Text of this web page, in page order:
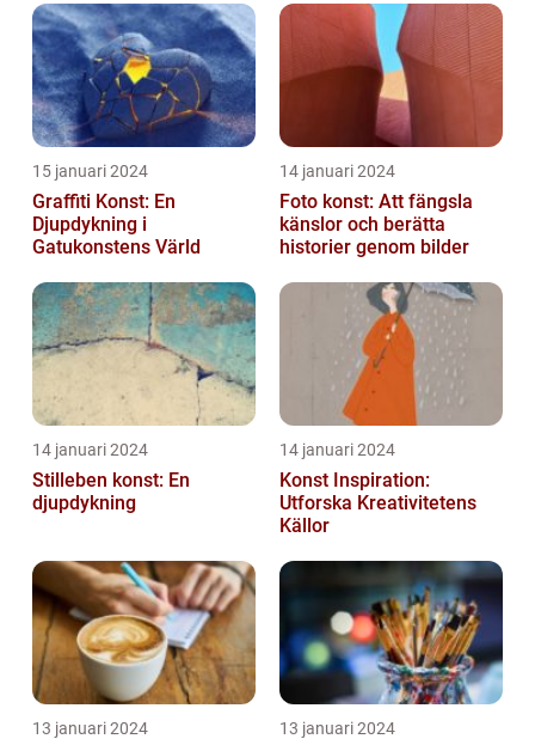
normer o...
15 januari 2024
Graffiti Konst: En
Djupdykning i
Gatukonstens Värld
14 januari 2024
Foto konst: Att fängsla
känslor och berätta
historier genom bilder
14 januari 2024
Stilleben konst: En
djupdykning
14 januari 2024
Konst Inspiration:
Utforska Kreativitetens
Källor
13 januari 2024 13 januari 2024